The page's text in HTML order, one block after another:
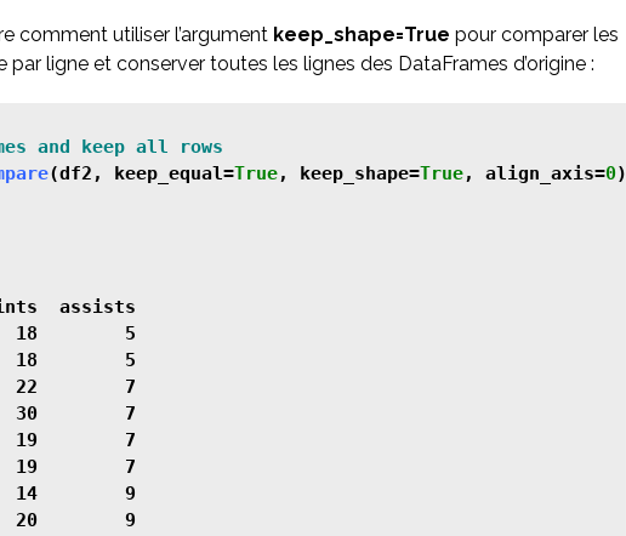
comment utiliser l’argument keep_shape=True pour comparer les
par ligne et conserver toutes les lignes des DataFrames d’origine :
(df2, keep_equal=True, keep_shape=True, align_axis=0)
assists
18        5
18        5
22        7
30        7
19        7
19        7
14        9
20        9